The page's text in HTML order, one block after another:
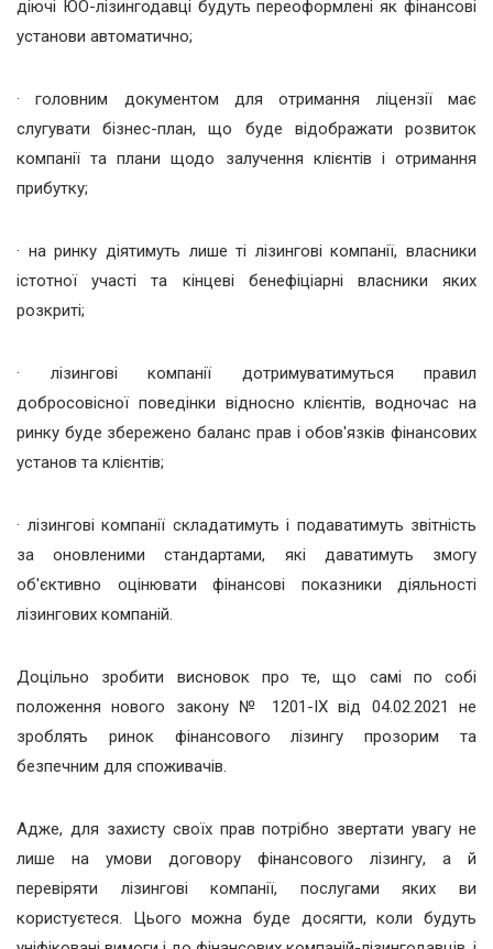
діючі ЮО-лізингодавці будуть переоформлені як фінансові
установи автоматично;
· головним документом для отримання ліцензії має
слугувати бізнес-план, що буде відображати розвиток
компанії та плани щодо залучення клієнтів і отримання
прибутку;
· на ринку діятимуть лише ті лізингові компанії, власники
істотної участі та кінцеві бенефіціарні власники яких
розкриті;
· лізингові компанії дотримуватимуться правил
добросовісної поведінки відносно клієнтів, водночас на
ринку буде збережено баланс прав і обов'язків фінансових
установ та клієнтів;
· лізингові компанії складатимуть і подаватимуть звітність
за оновленими стандартами, які даватимуть змогу
об'єктивно оцінювати фінансові показники діяльності
лізингових компаній.
Доцільно зробити висновок про те, що самі по собі
положення нового закону № 1201-ІХ від 04.02.2021 не
зроблять ринок фінансового лізингу прозорим та
безпечним для споживачів.
Адже, для захисту своїх прав потрібно звертати увагу не
лише на умови договору фінансового лізингу, а й
перевіряти лізингові компанії, послугами яких ви
користуєтеся. Цього можна буде досягти, коли будуть